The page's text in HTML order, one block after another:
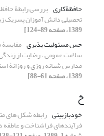
حافظۀکاری بررسی رابطۀ
تحصیلی دانش آموزان پسریک
1389، صفحه 89-124]
حس مسئولیت پذیری
سلامت عمومی ، رضایت از
مدارس شبانه روزی و روزانۀ
1389، صفحه 61-88]
خ
خودبازبینی رابطه شکل های
فرآیندهای فراشناخت و